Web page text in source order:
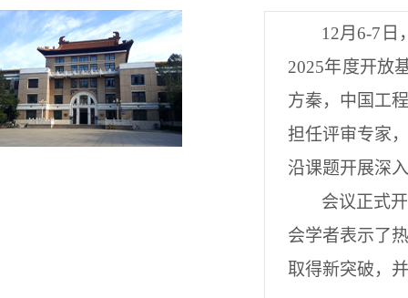
12月6-7日
2025年度开放
方秦，中国工
担任评审专家
沿课题开展深
会议正式
会学者表示了
取得新突破，